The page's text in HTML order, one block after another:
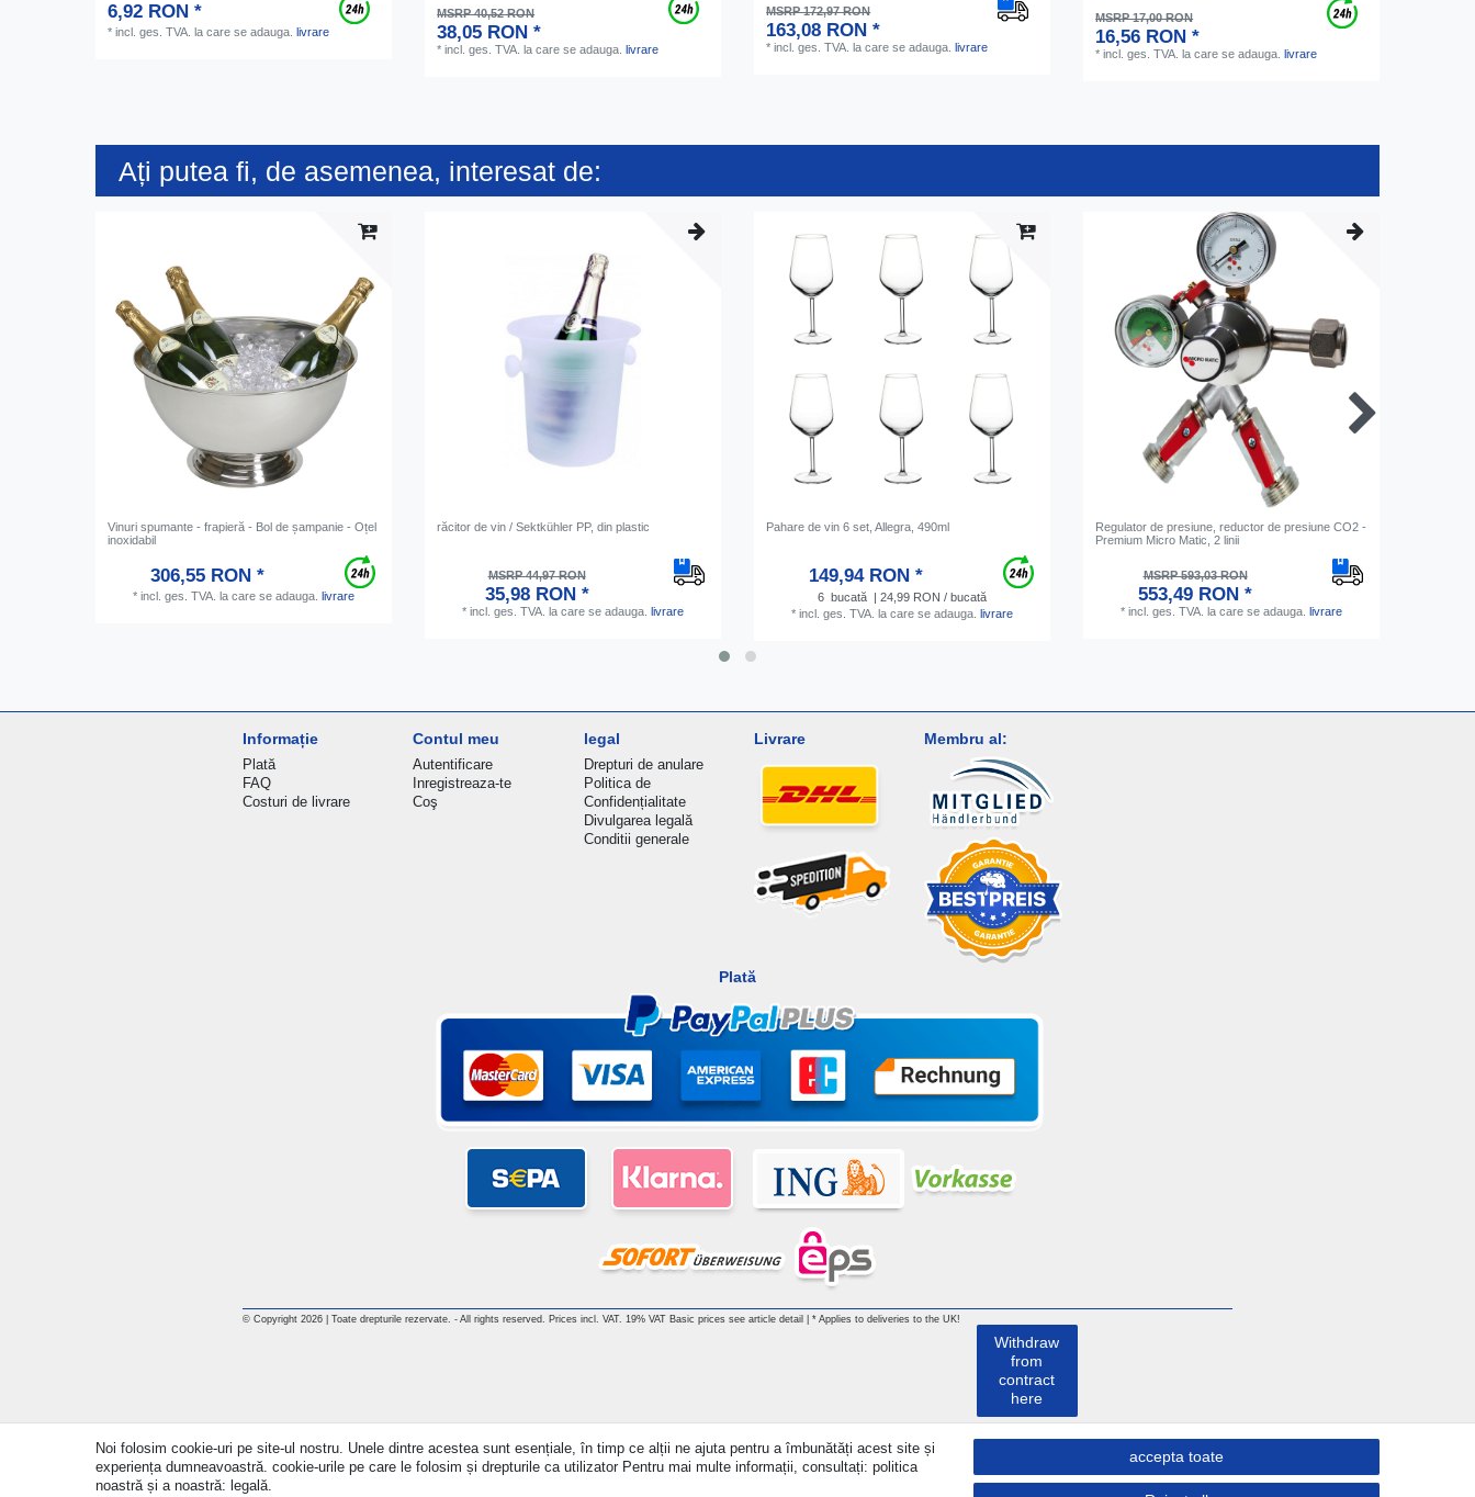
6,92 RON *
*incl. ges. TVA. la care se adauga.livrare
MSRP 40,52 RON
38,05 RON *
*incl. ges. TVA. la care se adauga.livrare
MSRP 172,97 RON
163,08 RON *
*incl. ges. TVA. la care se adauga. livrare
MSRP 17,00 RON
16,56 RON *
*incl. ges. TVA. la care se adauga.livrare
Ați putea fi, de asemenea, interesat de:
Vinuri spumante - frapieră - Bol de șampanie - Oțel
inoxidabil
306,55 RON *
* incl. ges. TVA. la care se adauga. livrare
răcitor de vin / Sektkühler PP, din plastic
MSRP 44,97 RON
35,98 RON *
* incl. ges. TVA. la care se adauga. livrare
Pahare de vin 6 set, Allegra, 490ml
149,94 RON *
6 bucată | 24,99 RON / bucată
* incl. ges. TVA. la care se adauga. livrare
Regulator de presiune, reductor de presiune CO2 -
Premium Micro Matic, 2 linii
MSRP 593,03 RON
553,49 RON *
* incl. ges. TVA. la care se adauga. livrare
Informație
Plată
FAQ
Costuri de livrare
Contul meu
Autentificare
Inregistreaza-te
Coş
legal
Drepturi de anulare
Politica de
Confidențialitate
Divulgarea legală
Conditii generale
Livrare Membru al:
Plată
© Copyright 2026 | Toate drepturile rezervate. - All rights reserved. Prices incl. VAT. 19% VAT Basic prices see article detail | * Applies to deliveries to the UK!
Noi folosim cookie-uri pe site-ul nostru. Unele dintre acestea sunt esențiale, în timp ce alții ne ajuta pentru a îmbunătăți acest site și
experiența dumneavoastră. cookie-urile pe care le folosim și drepturile ca utilizator Pentru mai multe informații, consultați: politica
noastră și a noastră: legală.
accepta toate
Withdraw
from
contract
here